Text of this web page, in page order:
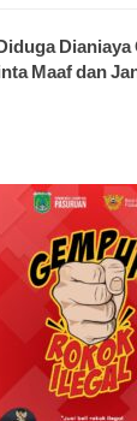
Dianiaya
Maaf dan